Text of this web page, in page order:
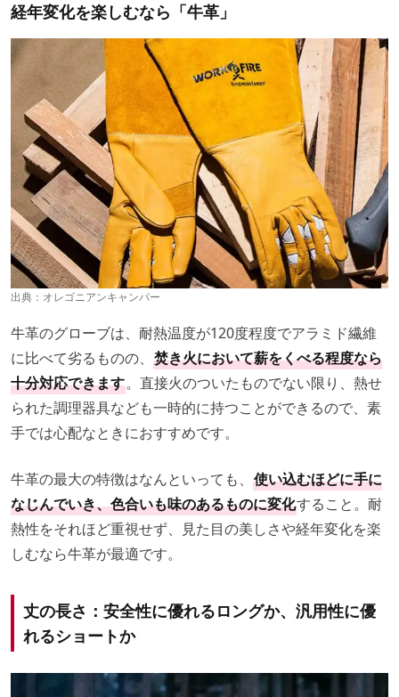
経年変化を楽しむなら「牛革」
出典： オレゴニアンキャンパー
牛革のグローブは、耐熱温度が120度程度でアラミド繊維
に比べて劣るものの、 焚き火において薪をくべる程度なら
十分対応できます。直接火のついたものでない限り、熱せ
られた調理器具なども一時的に持つことができるので、素
手では心配なときにおすすめです。
牛革の最大の特徴はなんといっても、 使い込むほどに手に
なじんでいき、色合いも味のあるものに変化すること。耐
熱性をそれほど重視せず、見た目の美しさや経年変化を楽
しむなら牛革が最適です。
丈の長さ：安全性に優れるロングか、汎用性に優
れるショートか